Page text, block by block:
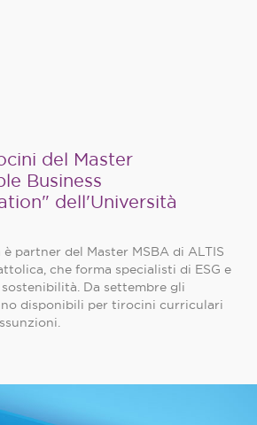
del Master
Business
dell'Università
partner del Master MSBA di ALTIS
che forma specialisti di ESG e
Da settembre gli
disponibili per tirocini curriculari